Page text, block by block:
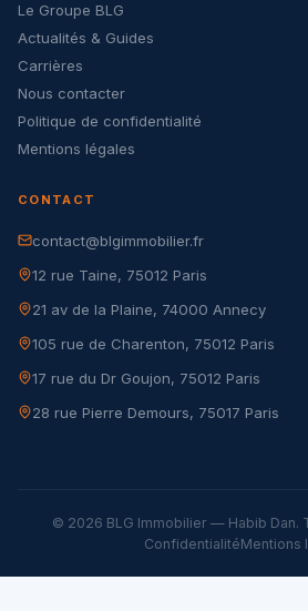
Le Groupe BLG
Actualités & Guides
Carrières
Nous contacter
Politique de confidentialité
Mentions légales
CONTACT
contact@blgimmobilier.fr
12 rue Taine, 75012 Paris
21 av de la Plaine, 74000 Annecy
105 rue de Charenton, 75012 Paris
17 rue du Dr Goujon, 75012 Paris
28 rue Pierre Demours, 75017 Paris
© 2026 BLG Immobilier — Habib Dan.
ConfidentialitéMentions